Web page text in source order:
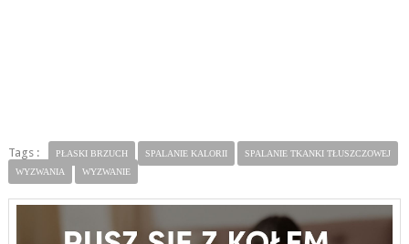
Tags : PŁASKI BRZUCH SPALANIE KALORII
SPALANIE TKANKI TŁUSZCZOWEJ
WYZWANIA
WYZWANIE